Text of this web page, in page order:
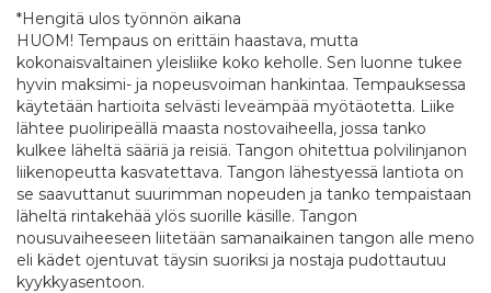
*Hengitä ulos työnnön aikana
HUOM! Tempaus on erittäin haastava, mutta
kokonaisvaltainen yleisliike koko keholle. Sen luonne tukee
hyvin maksimi- ja nopeusvoiman hankintaa. Tempauksessa
käytetään hartioita selvästi leveämpää myötäotetta. Liike
lähtee puoliripeällä maasta nostovaiheella, jossa tanko
kulkee läheltä sääriä ja reisiä. Tangon ohitettua polvilinjanon
liikenopeutta kasvatettava. Tangon lähestyessä lantiota on
se saavuttanut suurimman nopeuden ja tanko tempaistaan
läheltä rintakehää ylös suorille käsille. Tangon
nousuvaiheeseen liitetään samanaikainen tangon alle meno
eli kädet ojentuvat täysin suoriksi ja nostaja pudottautuu
kyykkyasentoon.